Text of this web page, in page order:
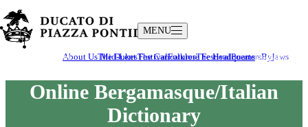
Culture and Traditions
Online Bergamasque/Italian
Dictionary